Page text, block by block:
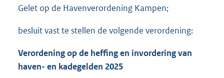
Gelet op de Havenverordening Kampen;
besluit vast te stellen de volgende verordening:
Verordening op de heffing en invordering van
haven- en kadegelden 2025